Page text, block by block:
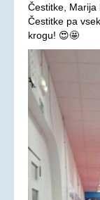
Čestitke, Marija
Čestitke pa
krogu! 😍🤩